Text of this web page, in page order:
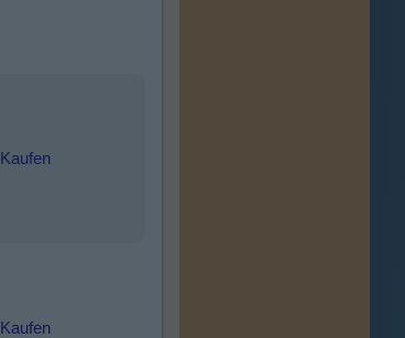
Kaufen
Kaufen